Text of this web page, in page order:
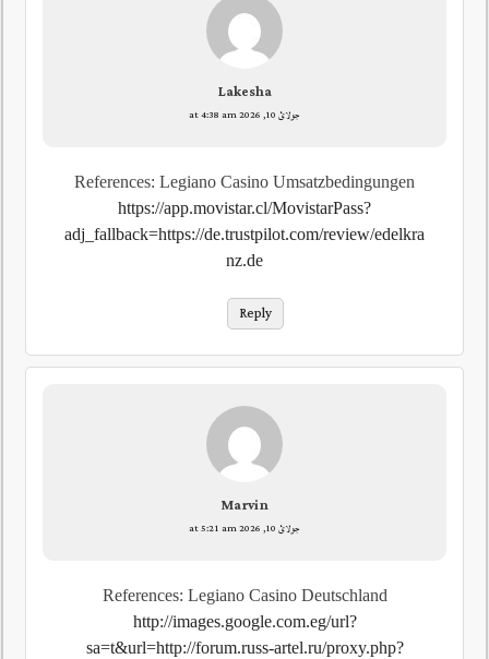
Lakesha
جولائ 10, 2026 at 4:38 am
References: Legiano Casino Umsatzbedingungen
https://app.movistar.cl/MovistarPass?
adj_fallback=https://de.trustpilot.com/review/edelkra
nz.de
Reply
Marvin
جولائ 10, 2026 at 5:21 am
References: Legiano Casino Deutschland
http://images.google.com.eg/url?
sa=t&url=http://forum.russ-artel.ru/proxy.php?